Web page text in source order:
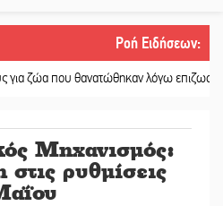
Ροή Ειδήσεων:
που θανατώθηκαν λόγω επιζωοτιών
Μηχανισμός:
ρυθμίσεις